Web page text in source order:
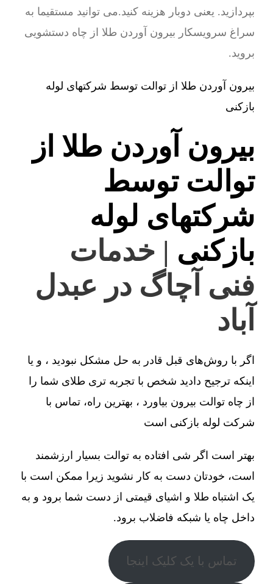
بپردازید. یعنی دوبار هزینه کنید.می توانید مستقیما به
سراغ سرویسکار بیرون آوردن طلا از چاه دستشویی
بروید.
بیرون آوردن طلا از توالت توسط شرکتهای لوله
بازکنی
بیرون آوردن طلا از
توالت توسط
شرکتهای لوله
بازکنی | خدمات
فنی آچاگ در عبدل
آباد
اگر با روش‌های قبل قادر به حل مشکل نبودید ، و یا
اینکه ترجیح دادید شخص با تجربه تری طلای شما را
از چاه توالت بیرون بیاورد ، بهترین راه، تماس با
شرکت لوله بازکنی است
بهتر است اگر شی افتاده به توالت بسیار ارزشمند
است، خودتان دست به کار نشوید زیرا ممکن است با
یک اشتباه طلا و اشیای قیمتی از دست شما برود و به
داخل چاه یا شبکه فاضلاب برود.
تماس با یک کلیک اینجا